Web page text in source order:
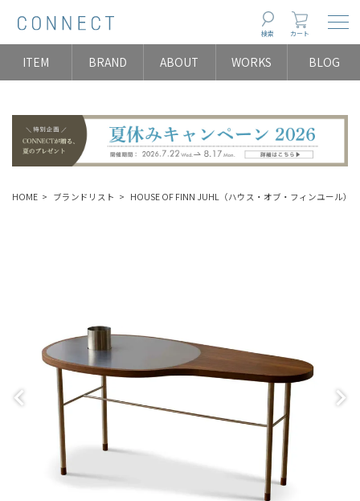
検索 カート
ITEM BRAND ABOUT WORKS BLOG
HOME ブランドリスト HOUSE OF FINN JUHL（ハウス・オブ・フィンユール）